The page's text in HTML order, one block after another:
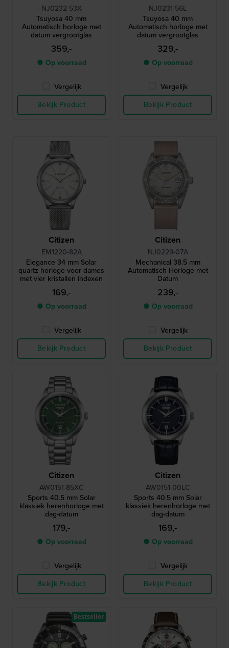
NJ0232-53X
Tsuyosa 40 mm
Automatisch horloge met
datum vergrootglas
359,-
● Op voorraad
Vergelijk
Bekijk Product
NJ0231-56L
Tsuyosa 40 mm
Automatisch horloge met
datum vergrootglas
329,-
● Op voorraad
Vergelijk
Bekijk Product
Citizen
EM1220-82A
Elegance 34 mm Solar
quartz horloge voor dames
met vier kristallen indexen
169,-
● Op voorraad
Vergelijk
Bekijk Product
Citizen
NJ0229-07A
Mechanical 38.5 mm
Automatisch Horloge met
Datum
239,-
● Op voorraad
Vergelijk
Bekijk Product
Citizen
AW0151-85XC
Sports 40.5 mm Solar
klassiek herenhorloge met
dag-datum
179,-
● Op voorraad
Vergelijk
Bekijk Product
Citizen
AW0151-00LC
Sports 40.5 mm Solar
klassiek herenhorloge met
dag-datum
169,-
● Op voorraad
Vergelijk
Bekijk Product
Bestseller